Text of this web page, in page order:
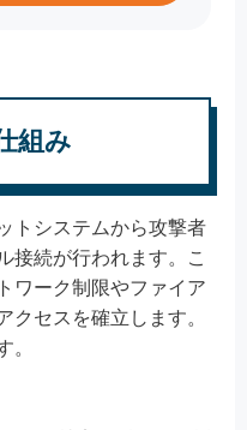
組み
トシステムから攻撃者
接続が行われます。こ
ワーク制限やファイア
クセスを確立します。
。